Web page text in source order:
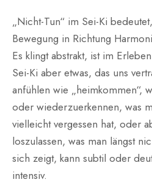
„Nicht-Tun“ im Sei-Ki
Bewegung in Richtung
Es klingt abstrakt, ist im
Sei-Ki aber etwas, das uns
anfühlen wie „heimkommen“,
oder wiederzuerkennen, was
vielleicht vergessen hat, oder
loszulassen, was man längst
sich zeigt, kann subtil oder
intensiv.